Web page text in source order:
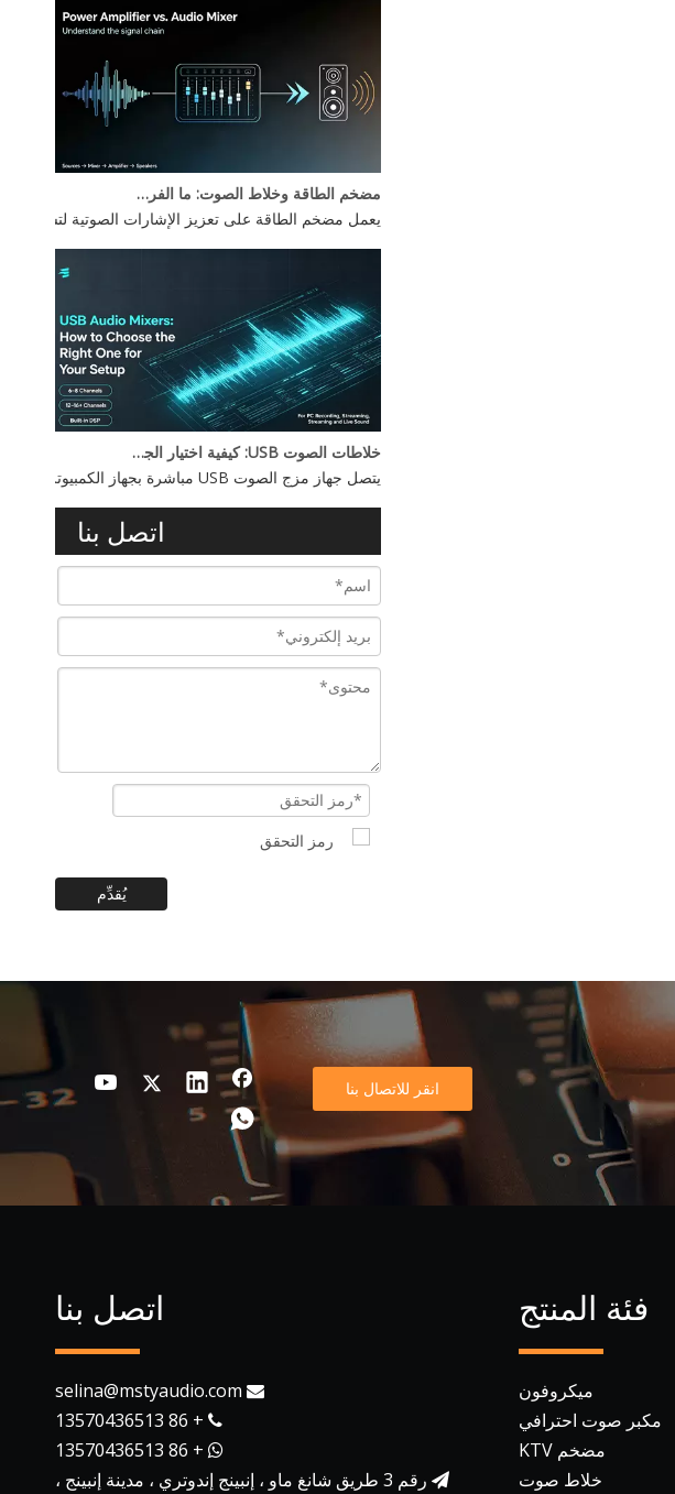
مضخم الطاقة وخلاط الصوت: ما الفرق؟
يعمل مضخم الطاقة على تعزيز الإشارات الصوتية لتشغيل
خلاطات الصوت USB: كيفية اختيار الجهاز المناسب لإعدادك
يتصل جهاز مزج الصوت USB مباشرة بجهاز الكمبيوتر الخاص بك عبر USB، مما يتيح لك التحكم في مدخلات الصوت المتعددة — الميكروفونات والأدوات وأجهزة التشغيل — من وحدة تحكم واحدة. يعتمد الخيار الأفضل على احتياجات عدد القنوات لديك، وميزات DSP، وما إذا كنت بحاجة إلى طاقة فانتوم للميكروفونات المكثفة.
اتصل بنا
يُقدِّم
انقر للاتصال بنا
فئة المنتج
ميكروفون
مكبر صوت احترافي
مضخم KTV
خلاط صوت
اتصل بنا

selina@mstyaudio.com

+ 86 13570436513

+ 86 13570436513
 رقم 3 طريق شانغ ماو ، إنبينج إندوتري ، مدينة إنبينج ،